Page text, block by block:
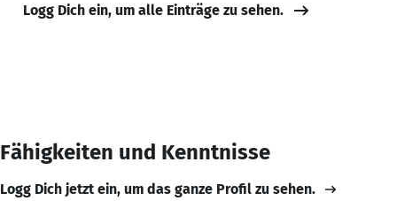
Logg Dich ein, um alle Einträge zu sehen.
Fähigkeiten und Kenntnisse
Logg Dich jetzt ein, um das ganze Profil zu sehen.